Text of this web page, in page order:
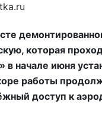
которая
в начале июня
работы
доступ к